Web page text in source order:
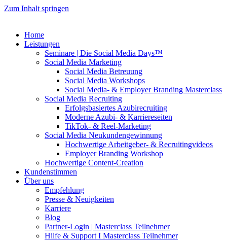
Zum Inhalt springen
Home
Leistungen
Seminare | Die Social Media Days™
Social Media Marketing
Social Media Betreuung
Social Media Workshops
Social Media- & Employer Branding Masterclass
Social Media Recruiting
Erfolgsbasiertes Azubirecruiting
Moderne Azubi- & Karriereseiten
TikTok- & Reel-Marketing
Social Media Neukundengewinnung
Hochwertige Arbeitgeber- & Recruitingvideos
Employer Branding Workshop
Hochwertige Content-Creation
Kundenstimmen
Über uns
Empfehlung
Presse & Neuigkeiten
Karriere
Blog
Partner-Login | Masterclass Teilnehmer
Hilfe & Support I Masterclass Teilnehmer